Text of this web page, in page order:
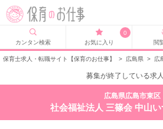
カンタン検索
0
お気に入り
閲
保育士求人・転職サイト【保育のお仕事】 > 広島県 > 広
募集が終了している求
広島県広島市東区
社会福祉法人 三篠会 中山